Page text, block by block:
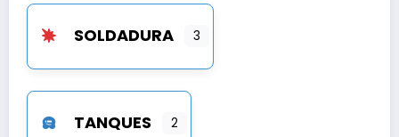
SOLDADURA 3
TANQUES 2